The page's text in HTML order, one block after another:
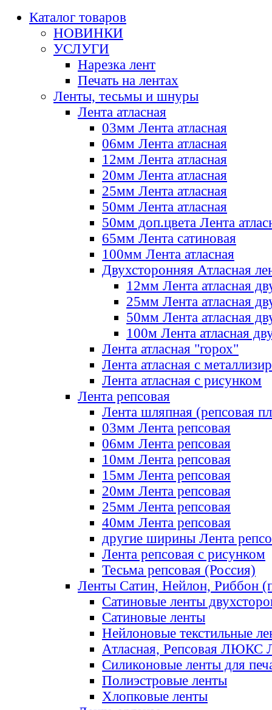
Каталог товаров
НОВИНКИ
УСЛУГИ
Нарезка лент
Печать на лентах
Ленты, тесьмы и шнуры
Лента атласная
03мм Лента атласная
06мм Лента атласная
12мм Лента атласная
20мм Лента атласная
25мм Лента атласная
50мм Лента атласная
50мм доп.цвета Лента
65мм Лента сатиновая
100мм Лента атласная
Двухсторонняя Атласная
12мм Лента атласная
25мм Лента атласная
50мм Лента атласная
100м Лента атласная
Лента атласная "горох"
Лента атласная с
Лента атласная с рисунком
Лента репсовая
Лента шляпная (репсовая
03мм Лента репсовая
06мм Лента репсовая
10мм Лента репсовая
15мм Лента репсовая
20мм Лента репсовая
25мм Лента репсовая
40мм Лента репсовая
другие ширины Лента
Лента репсовая с рисунком
Тесьма репсовая (Россия)
Ленты Сатин, Нейлон, Риббон
Сатиновые ленты
Сатиновые ленты
Нейлоновые текстильные
Атласная, Репсовая ЛЮКС
Силиконовые ленты для
Полиэстровые ленты
Хлопковые ленты